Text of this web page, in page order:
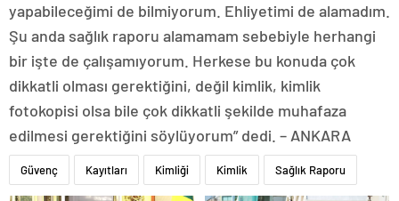
yapabileceğimi de bilmiyorum. Ehliyetimi de alamadım.
Şu anda sağlık raporu alamamam sebebiyle herhangi
bir işte de çalışamıyorum. Herkese bu konuda çok
dikkatli olması gerektiğini, değil kimlik, kimlik
fotokopisi olsa bile çok dikkatli şekilde muhafaza
edilmesi gerektiğini söylüyorum” dedi. – ANKARA
Güvenç Kayıtları Kimliği Kimlik Sağlık Raporu